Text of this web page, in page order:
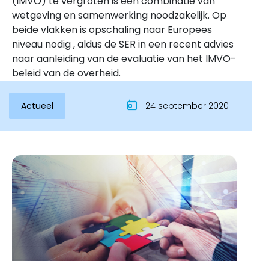
Inloggen
wetgeving en samenwerking noodzakelijk. Op
beide vlakken is opschaling naar Europees
niveau nodig , aldus de SER in een recent advies
naar aanleiding van de evaluatie van het IMVO-
beleid van de overheid.
Actueel 24 september 2020